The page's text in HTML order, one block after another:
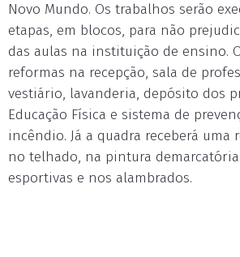
Novo Mundo. Os trabalhos serão
etapas, em blocos, para não
das aulas na instituição de ensino.
reformas na recepção, sala de
vestiário, lavanderia, depósito dos
Educação Física e sistema de
incêndio. Já a quadra receberá uma
no telhado, na pintura
esportivas e nos alambrados.